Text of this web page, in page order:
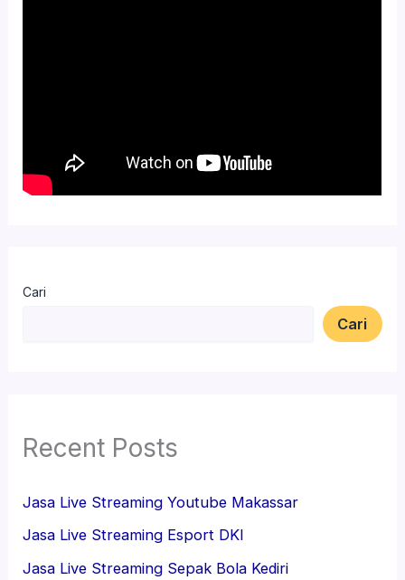
Cari
Cari
Recent Posts
Jasa Live Streaming Youtube Makassar
Jasa Live Streaming Esport DKI
Jasa Live Streaming Sepak Bola Kediri